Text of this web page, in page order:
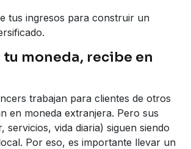
tus ingresos para construir un
tu moneda, recibe en
trabajan para clientes de otros
en moneda extranjera. Pero sus
servicios, vida diaria) siguen siendo
Por eso, es importante llevar un